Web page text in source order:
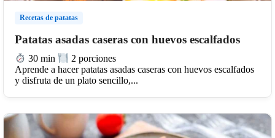
Recetas de patatas
Patatas asadas caseras con huevos escalfados
30 min
2 porciones
Aprende a hacer patatas asadas caseras con huevos escalfados
y disfruta de un plato sencillo,...